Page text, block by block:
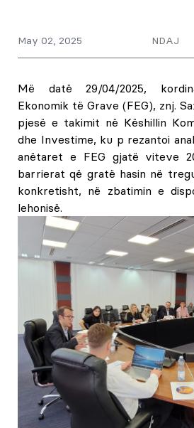
May 02, 2025 NDAJ
Më datë 29/04/2025,
Ekonomik të Grave (FEG), znj.
pjesë e takimit në Këshillin
dhe Investime, ku p rezantoi
anëtaret e FEG gjatë viteve
barrierat që gratë hasin në
konkretisht, në zbatimin e
lehonisë.